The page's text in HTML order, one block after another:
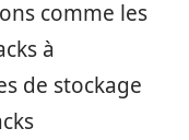
comme les
à
de stockage